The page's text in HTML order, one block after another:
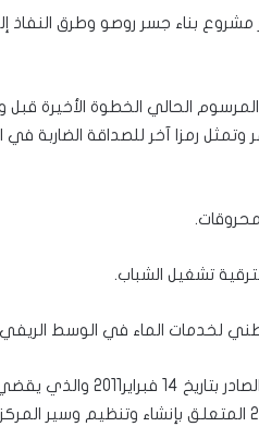
بناء جسر روصو وطرق النفاذ
الحالي الخطوة الأخيرة قبل
رمزا آخر للصداقة الضاربة في
تشغيل الشباب.
لخدمات الماء في الوسط الريفي
– مشروع مرسوم يتضمن تعديل بعض ترتيبات المرسوم رقم 2011-057 الصادر بتاريخ 14 فبراير2011
بتعديل بعض ترتيبات المرسوم رقم 2009- 160 الصادر بتاريخ 27 ابريل 2009 المتعلق بإنشاء وتنظيم وسير المركز